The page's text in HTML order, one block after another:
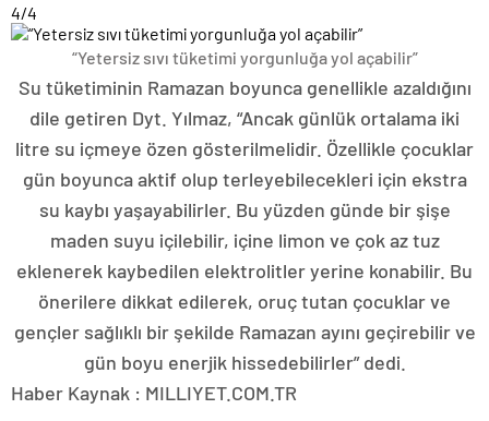
4/4
“Yetersiz sıvı tüketimi yorgunluğa yol açabilir”
Su tüketiminin Ramazan boyunca genellikle azaldığını
dile getiren Dyt. Yılmaz, “Ancak günlük ortalama iki
litre su içmeye özen gösterilmelidir. Özellikle çocuklar
gün boyunca aktif olup terleyebilecekleri için ekstra
su kaybı yaşayabilirler. Bu yüzden günde bir şişe
maden suyu içilebilir, içine limon ve çok az tuz
eklenerek kaybedilen elektrolitler yerine konabilir. Bu
önerilere dikkat edilerek, oruç tutan çocuklar ve
gençler sağlıklı bir şekilde Ramazan ayını geçirebilir ve
gün boyu enerjik hissedebilirler” dedi.
Haber Kaynak : MILLIYET.COM.TR